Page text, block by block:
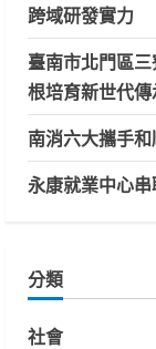
跨域研發實力
臺南市北門區
根培育新世代
南消六大攜手
永康就業中心
分類
社會